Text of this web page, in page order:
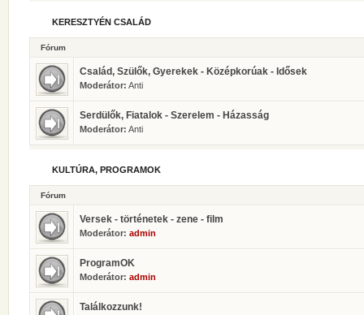
KERESZTYÉN CSALÁD
Fórum
Család, Szülők, Gyerekek - Középkorúak - Idősek
Moderátor: Anti
Serdülők, Fiatalok - Szerelem - Házasság
Moderátor: Anti
KULTÚRA, PROGRAMOK
Fórum
Versek - történetek - zene - film
Moderátor: admin
ProgramOK
Moderátor: admin
Találkozzunk!